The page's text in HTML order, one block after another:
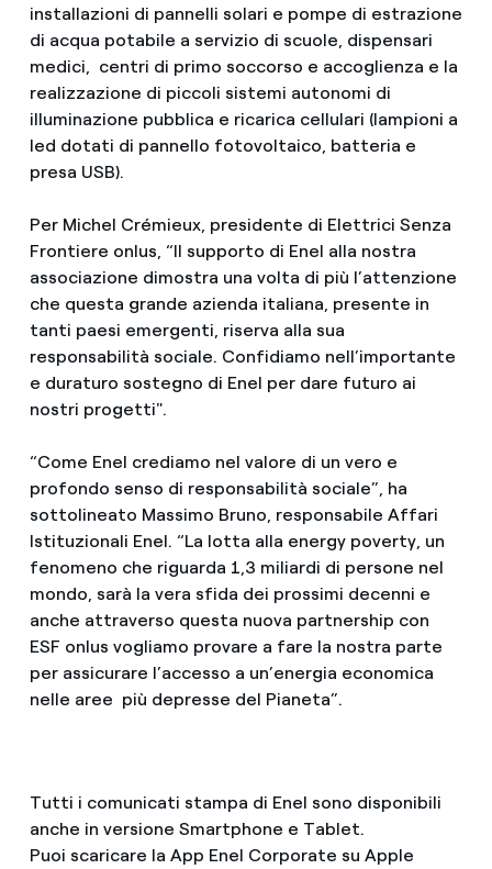
installazioni di pannelli solari e pompe di estrazione
di acqua potabile a servizio di scuole, dispensari
medici, centri di primo soccorso e accoglienza e la
realizzazione di piccoli sistemi autonomi di
illuminazione pubblica e ricarica cellulari (lampioni a
led dotati di pannello fotovoltaico, batteria e
presa USB).
Per Michel Crémieux, presidente di Elettrici Senza
Frontiere onlus, “Il supporto di Enel alla nostra
associazione dimostra una volta di più l’attenzione
che questa grande azienda italiana, presente in
tanti paesi emergenti, riserva alla sua
responsabilità sociale. Confidiamo nell’importante
e duraturo sostegno di Enel per dare futuro ai
nostri progetti".
“Come Enel crediamo nel valore di un vero e
profondo senso di responsabilità sociale”, ha
sottolineato Massimo Bruno, responsabile Affari
Istituzionali Enel. “La lotta alla energy poverty, un
fenomeno che riguarda 1,3 miliardi di persone nel
mondo, sarà la vera sfida dei prossimi decenni e
anche attraverso questa nuova partnership con
ESF onlus vogliamo provare a fare la nostra parte
per assicurare l’accesso a un’energia economica
nelle aree più depresse del Pianeta”.
Tutti i comunicati stampa di Enel sono disponibili
anche in versione Smartphone e Tablet.
Puoi scaricare la App Enel Corporate su Apple